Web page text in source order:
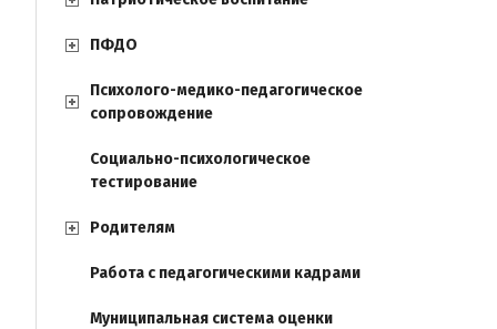
ПФДО
Психолого-медико-педагогическое
сопровождение
Социально-психологическое
тестирование
Родителям
Работа с педагогическими кадрами
Муниципальная система оценки